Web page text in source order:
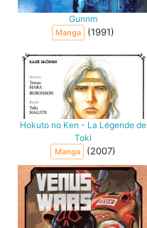
Gunnm
Manga (1991)
Hokuto no Ken - La Légende de
Toki
Manga (2007)